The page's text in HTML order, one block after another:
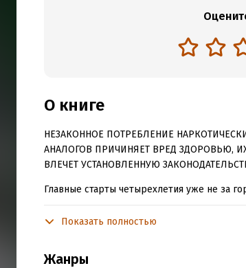
О книге
НЕЗАКОННОЕ ПОТРЕБЛЕНИЕ
АНАЛОГОВ ПРИЧИНЯЕТ ВРЕД ЗДОРОВЬЮ,
ВЛЕЧЕТ УСТАНОВЛЕННУЮ
Главные старты четырехлетия уже не за
золоту встанет не только фанатка или
Показать полностью
Жанры